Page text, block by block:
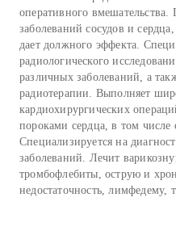
оперативного
заболеваний сосудов и
дает должного эффекта.
радиологического
различных заболеваний, а
радиотерапии. Выполняет
кардиохирургических
пороками сердца, в том числе
Специализируется на
заболеваний. Лечит
тромбофлебиты, острую и
недостаточность, лимфедему,